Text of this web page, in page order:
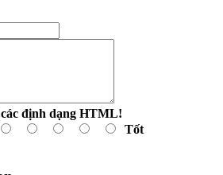
định dạng HTML!
Tốt